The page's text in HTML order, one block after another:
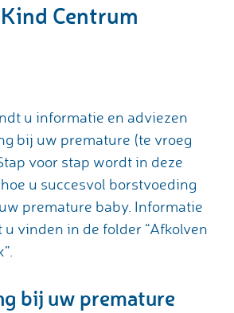
Centrum
u informatie en adviezen
bij uw premature (te vroeg
voor stap wordt in deze
u succesvol borstvoeding
premature baby. Informatie
vinden in de folder “Afkolven
bij uw premature